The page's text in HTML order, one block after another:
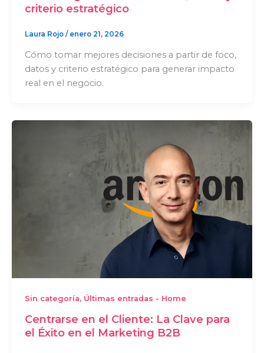
criterio estratégico
Laura Rojo / enero 21, 2026
Cómo tomar mejores decisiones a partir de foco,
datos y criterio estratégico para generar impacto
real en el negocio.
Sin categoría, Últimas entradas - Home
Centrarse en el Cliente: La Clave para
el Éxito en el Marketing B2B